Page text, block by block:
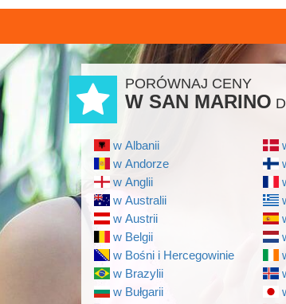
PORÓWNAJ CENY
W SAN MARINO
w Albanii
w Andorze
w Anglii
w Australii
w Austrii
w Belgii
w Bośni i Hercegowinie
w Brazylii
w Bułgarii